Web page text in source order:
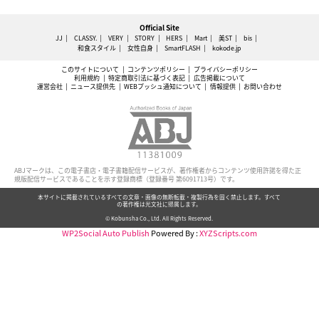
Official Site
JJ CLASSY. VERY STORY HERS Mart 美ST
bis
和食スタイル
女性自身 SmartFLASH kokode.jp
このサイトについて コンテンツポリシー
プライバシーポリシー
利用規約
特定商取引法に基づく表記
広告掲載について
運営会社
ニュース提供先 WEBプッシュ通知について 情報提供 お問い合わせ
ABJマークは、この電子書店・電子書籍配信サービスが、著作権者からコンテンツ使用許諾を得た正
規版配信サービスであることを示す登録商標（登録番号 第6091713号）です。
本サイトに掲載されているすべての文章・画像の無断転載・複製行為を固く禁止します。すべて
の著作権は光文社に帰属します。
© Kobunsha Co., Ltd. All Rights Reserved.
WP2Social Auto Publish Powered By :XYZScripts.com